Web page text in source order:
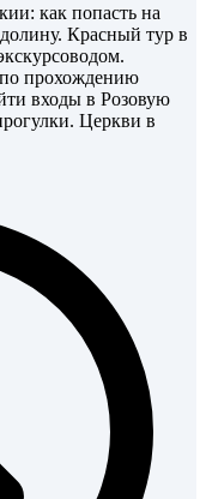
как попасть на
Красный тур в
прохождению
входы в Розовую
Церкви в